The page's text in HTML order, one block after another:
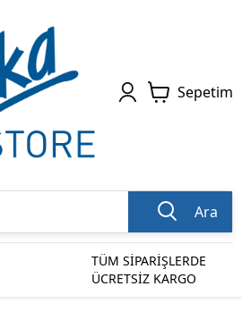
Sepetim
Ara
TÜM SİPARİŞLERDE
ÜCRETSİZ KARGO